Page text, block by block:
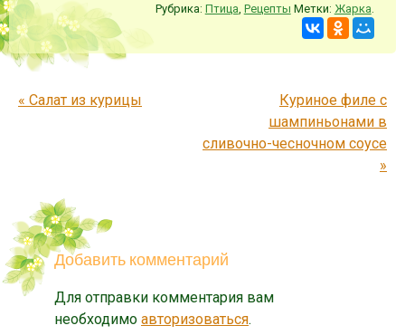
Рубрика: Птица Рецепты Метки: Жарка
Запись навигация
« Салат из курицы
Куриное филе с
шампиньонами в
сливочно-чесночном соусе
»
Добавить комментарий
Для отправки комментария вам
необходимо авторизоваться.